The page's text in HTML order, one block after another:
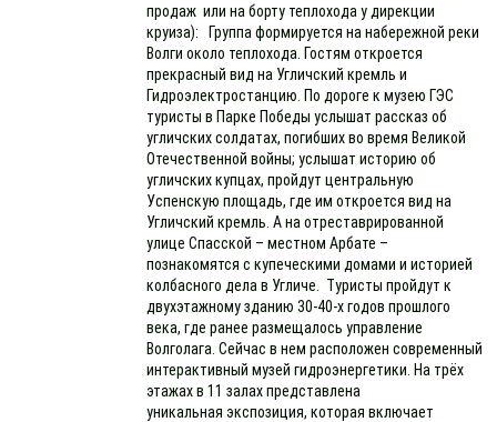
продаж или на борту теплохода у дирекции
круиза): Группа формируется на набережной реки
Волги около теплохода. Гостям откроется
прекрасный вид на Угличский кремль и
Гидроэлектростанцию. По дороге к музею ГЭС
туристы в Парке Победы услышат рассказ об
угличских солдатах, погибших во время Великой
Отечественной войны; услышат историю об
угличских купцах, пройдут центральную
Успенскую площадь, где им откроется вид на
Угличский кремль. А на отреставрированной
улице Спасской – местном Арбате –
познакомятся с купеческими домами и историей
колбасного дела в Угличе. Туристы пройдут к
двухэтажному зданию 30-40-х годов прошлого
века, где ранее размещалось управление
Волголага. Сейчас в нем расположен современный
интерактивный музей гидроэнергетики. На трёх
этажах в 11 залах представлена
уникальная экспозиция, которая включает